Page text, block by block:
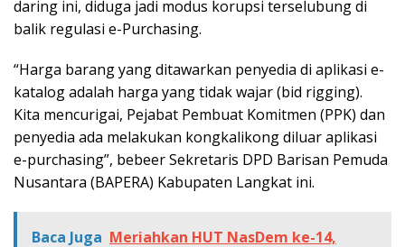
daring ini, diduga jadi modus korupsi terselubung di
balik regulasi e-Purchasing.
“Harga barang yang ditawarkan penyedia di aplikasi e-
katalog adalah harga yang tidak wajar (bid rigging).
Kita mencurigai, Pejabat Pembuat Komitmen (PPK) dan
penyedia ada melakukan kongkalikong diluar aplikasi
e-purchasing”, bebeer Sekretaris DPD Barisan Pemuda
Nusantara (BAPERA) Kabupaten Langkat ini.
Baca Juga Meriahkan HUT NasDem ke-14,